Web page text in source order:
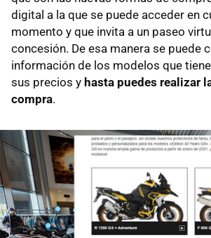
digital a la que se puede acceder en
momento y que invita a un paseo
concesión. De esa manera se puede
información de los modelos que
sus precios y hasta puedes realizar
compra.